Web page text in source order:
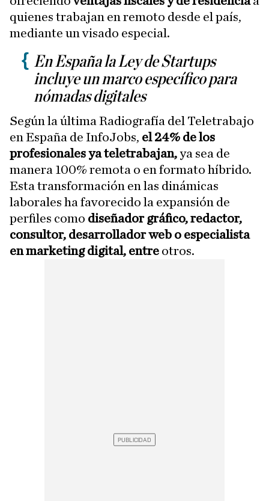
quienes trabajan en remoto desde el país,
mediante un visado especial.
En España la Ley de Startups
incluye un marco específico para
nómadas digitales
Según la última Radiografía del Teletrabajo
en España de InfoJobs, el 24% de los
profesionales ya teletrabajan,ya sea de
manera 100% remota o en formato híbrido.
Esta transformación en las dinámicas
laborales ha favorecido la expansión de
perfiles como diseñador gráfico, redactor,
consultor, desarrollador web o especialista
en marketing digital, entre otros.